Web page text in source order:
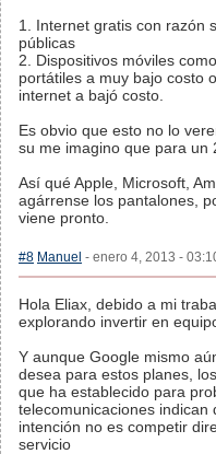
1. Internet gratis con razón
públicas
2. Dispositivos móviles
portátiles a muy bajo costo
internet a bajó costo.
Es obvio que esto no lo
su me imagino que para un
Así qué Apple, Microsoft,
agárrense los pantalones,
viene pronto.
#8 Manuel - enero 4, 2013 -
Hola Eliax, debido a mi
explorando invertir en
Y aunque Google mismo
desea para estos planes,
que ha establecido para
telecomunicaciones indican
intención no es competir
servicio